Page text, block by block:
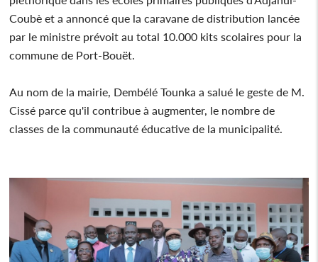
Coubè et a annoncé que la caravane de distribution lancée
par le ministre prévoit au total 10.000 kits scolaires pour la
commune de Port-Bouët.
Au nom de la mairie, Dembélé Tounka a salué le geste de M.
Cissé parce qu'il contribue à augmenter, le nombre de
classes de la communauté éducative de la municipalité.